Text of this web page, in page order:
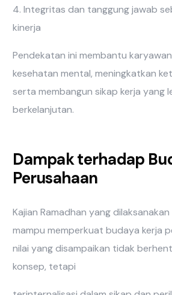
4. Integritas dan tanggung jawab
kinerja
Pendekatan ini membantu
kesehatan mental, meningkatkan
serta membangun sikap kerja yang
berkelanjutan.
Dampak terhadap
Perusahaan
Kajian Ramadhan yang
mampu memperkuat budaya kerja
nilai yang disampaikan tidak
konsep, tetapi